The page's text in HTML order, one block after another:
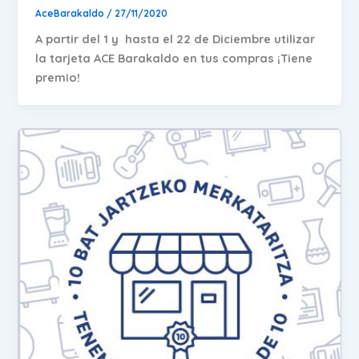
AceBarakaldo / 27/11/2020
A partir del 1 y hasta el 22 de Diciembre utilizar
la tarjeta ACE Barakaldo en tus compras ¡Tiene
premio!